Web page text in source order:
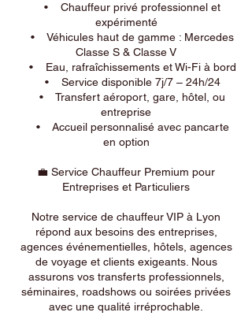
• Chauffeur privé professionnel et
expérimenté
• Véhicules haut de gamme : Mercedes
Classe S & Classe V
• Eau, rafraîchissements et Wi-Fi à bord
• Service disponible 7j/7 – 24h/24
• Transfert aéroport, gare, hôtel, ou
entreprise
• Accueil personnalisé avec pancarte
en option
💼 Service Chauffeur Premium pour
Entreprises et Particuliers
Notre service de chauffeur VIP à Lyon
répond aux besoins des entreprises,
agences événementielles, hôtels, agences
de voyage et clients exigeants. Nous
assurons vos transferts professionnels,
séminaires, roadshows ou soirées privées
avec une qualité irréprochable.